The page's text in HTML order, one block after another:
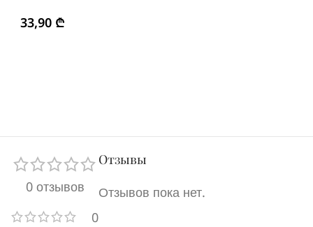
33,90 ₾
0 отзывов
0
Отзывы
Отзывов пока нет.